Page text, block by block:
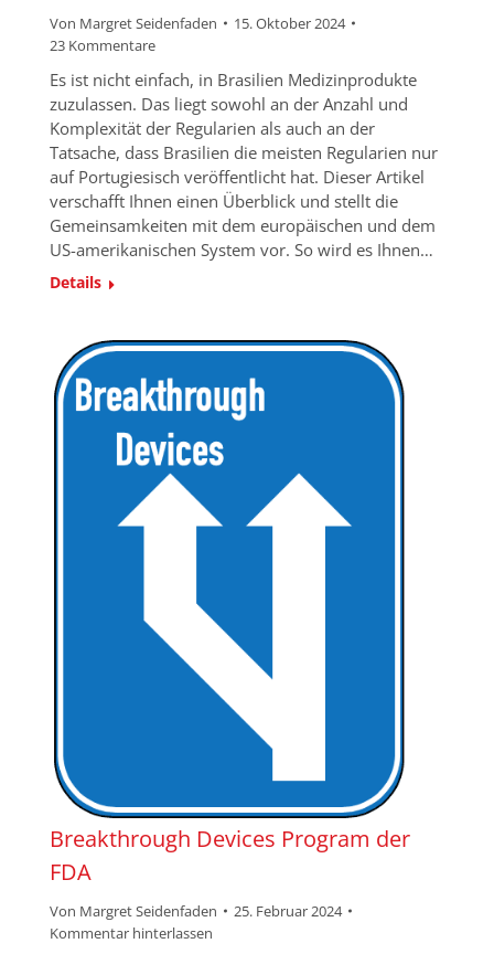
Von Margret Seidenfaden
15. Oktober 2024
23 Kommentare
Es ist nicht einfach, in Brasilien Medizinprodukte
zuzulassen. Das liegt sowohl an der Anzahl und
Komplexität der Regularien als auch an der
Tatsache, dass Brasilien die meisten Regularien nur
auf Portugiesisch veröffentlicht hat. Dieser Artikel
verschafft Ihnen einen Überblick und stellt die
Gemeinsamkeiten mit dem europäischen und dem
US-amerikanischen System vor. So wird es Ihnen…
Details
Breakthrough Devices Program der
FDA
Von Margret Seidenfaden
25. Februar 2024
Kommentar hinterlassen